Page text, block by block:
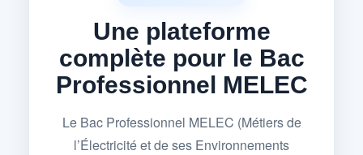
Une plateforme
complète pour le Bac
Professionnel MELEC
Le Bac Professionnel MELEC (Métiers de
l’Électricité et de ses Environnements